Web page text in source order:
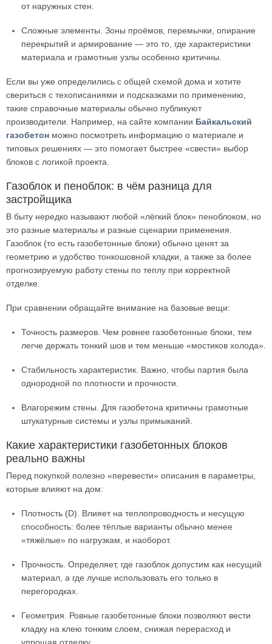
от наружных стен.
Сложные элементы. Зоны проёмов, перемычки, опирание
перекрытий и армирование — это то, где характеристики
материала и грамотные узлы особенно критичны.
Если вы уже определились с общей схемой дома и хотите
свериться с техописаниями и подсказками по применению,
такие справочные материалы обычно публикуют
производители. Например, на сайте компании Байкальский
газобетон можно посмотреть информацию о материале и
типовых решениях — это помогает быстрее «свести» выбор
блоков с логикой проекта.
Газоблок и пеноблок: в чём разница для
застройщика
В быту нередко называют любой «лёгкий блок» пеноблоком, но
это разные материалы и разные сценарии применения.
Газоблок (то есть газобетонные блоки) обычно ценят за
геометрию и удобство тонкошовной кладки, а также за более
прогнозируемую работу стены по теплу при корректной
отделке.
При сравнении обращайте внимание на базовые вещи:
Точность размеров. Чем ровнее газобетонные блоки, тем
легче держать тонкий шов и тем меньше «мостиков холода».
Стабильность характеристик. Важно, чтобы партия была
однородной по плотности и прочности.
Влагорежим стены. Для газобетона критичны грамотные
штукатурные системы и узлы примыканий.
Какие характеристики газобетонных блоков
реально важны
Перед покупкой полезно «перевести» описания в параметры,
которые влияют на дом:
Плотность (D). Влияет на теплопроводность и несущую
способность: более тёплые варианты обычно менее
«тяжёлые» по нагрузкам, и наоборот.
Прочность. Определяет, где газоблок допустим как несущий
материал, а где лучше использовать его только в
перегородках.
Геометрия. Ровные газобетонные блоки позволяют вести
кладку на клею тонким слоем, снижая перерасход и